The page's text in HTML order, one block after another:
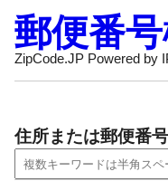
郵便番
ZipCode.JP Powered by
住所または郵便番